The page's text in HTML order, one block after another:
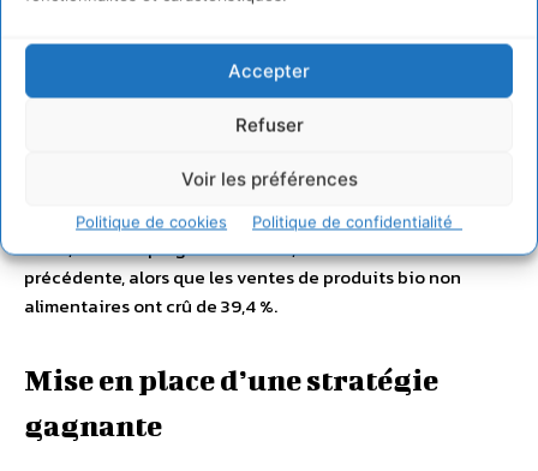
Accepter
Refuser
Voir les préférences
Politique de cookies Politique de confidentialité
[[PriceWaterhouse Coopers, 2008 « Sustainability: Are
consumers buying it? »]]. Les consommateurs sont
généralement enclins à payer davantage pour des
produits perçus comme plus sains, comme les produits bio,
enregistrée par le marché. Aux États-Unis, le marché
alimentaire bio a été estimé à 24,6 milliards de dollars en
2008, soit une progression de 15,8 % sur l’année
précédente, alors que les ventes de produits bio non
alimentaires ont crû de 39,4 %.
Mise en place d’une stratégie
gagnante